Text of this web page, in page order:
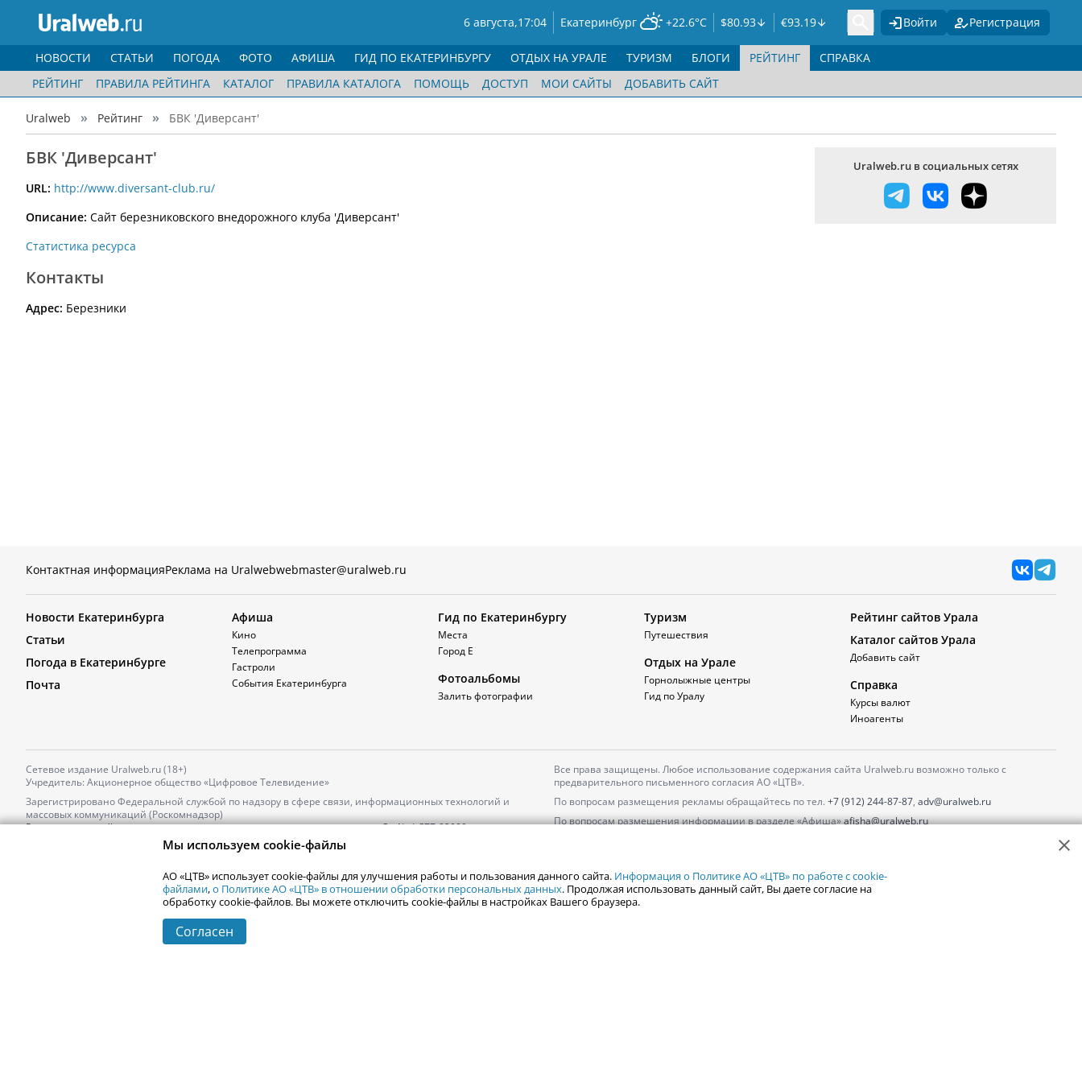
6 августа,17:04 Екатеринбург +22.6°C $80.93 €93.19 Войти Регистрация
НОВОСТИ СТАТЬИ ПОГОДА ФОТО АФИША ГИД ПО ЕКАТЕРИНБУРГУ ОТДЫХ НА УРАЛЕ ТУРИЗМ БЛОГИ
РЕЙТИНГ
РЕЙТИНГ
ПРАВИЛА РЕЙТИНГА КАТАЛОГ ПРАВИЛА КАТАЛОГА ПОМОЩЬ ДОСТУП МОИ САЙТЫ ДОБАВИТЬ САЙТ
СПРАВКА
Uralweb Рейтинг БВК 'Диверсант'
БВК 'Диверсант'
URL: http://www.diversant-club.ru/
Описание: Сайт березниковского внедорожного клуба 'Диверсант'
Статистика ресурса
Контакты
Адрес: Березники
Uralweb.ru в социальных сетях
Контактная информацияРеклама на Uralwebwebmaster@uralweb.ru
Новости Екатеринбурга
Статьи
Погода в Екатеринбурге
Почта
Афиша
Кино
Телепрограмма
Гастроли
События Екатеринбурга
Гид по Екатеринбургу
Места
Город Е
Фотоальбомы
Залить фотографии
Туризм
Путешествия
Отдых на Урале
Горнолыжные центры
Гид по Уралу
Рейтинг сайтов Урала
Каталог сайтов Урала
Добавить сайт
Справка
Курсы валют
Иноагенты
Сетевое издание Uralweb.ru (18+)
Учредитель: Акционерное общество «Цифровое Телевидение»
Зарегистрировано Федеральной службой по надзору в сфере связи, информационных технологий и
массовых коммуникаций (Роскомнадзор)
Регистрационный номер и дата принятия решения о регистрации: серияЭл № ФС77-82000
+7 (912) 244-87-87,
Электронный адрес редакции:news@uralweb.ru
Все права защищены. Любое использование содержания сайта Uralweb.ru возможно только с
предварительного письменного согласия АО «ЦТВ».
По вопросам размещения рекламы обращайтесь по тел. +7 (912) 244-87-87, adv@uralweb.ru
По вопросам размещения информации в разделе «Афиша»afisha@uralweb.ru
Екатеринбург
Мы используем cookie-файлы
АО «ЦТВ» использует cookie-файлы для улучшения работы и пользования данного сайта. Информация о Политике АО «ЦТВ» по работе с cookie-
файлами,о Политике АО «ЦТВ» в отношении обработки персональных данных. Продолжая использовать данный сайт, Вы даете согласие на
обработку cookie-файлов. Вы можете отключить cookie-файлы в настройках Вашего браузера.
Согласен